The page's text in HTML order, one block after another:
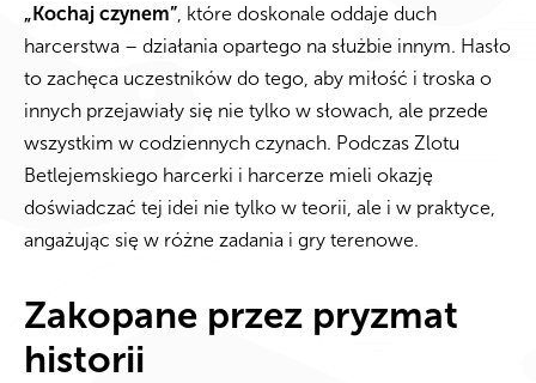
„Kochaj czynem” , które doskonale oddaje duch
harcerstwa – działania opartego na służbie innym. Hasło
to zachęca uczestników do tego, aby miłość i troska o
innych przejawiały się nie tylko w słowach, ale przede
wszystkim w codziennych czynach. Podczas Zlotu
Betlejemskiego harcerki i harcerze mieli okazję
doświadczać tej idei nie tylko w teorii, ale i w praktyce,
angażując się w różne zadania i gry terenowe.
Zakopane przez pryzmat
historii